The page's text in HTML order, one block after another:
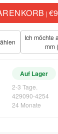
|
Ich möchte
mm
Auf Lager
2-3 Tage.
429090-4254
24 Monate